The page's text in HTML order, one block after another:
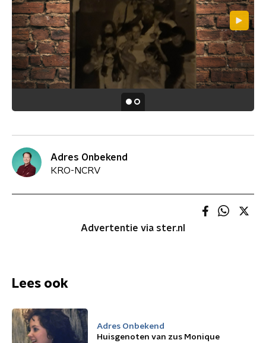
Adres Onbekend
KRO-NCRV
Advertentie via ster.nl
Lees ook
Adres Onbekend
Huisgenoten van zus Monique